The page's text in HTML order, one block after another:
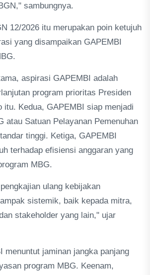
sambungnya.
12/2026 itu merupakan poin ketujuh
yang disampaikan GAPEMBI
aspirasi GAPEMBI adalah
program prioritas Presiden
itu. Kedua, GAPEMBI siap menjadi
atau Satuan Pelayanan Pemenuhan
tinggi. Ketiga, GAPEMBI
terhadap efisiensi anggaran yang
MBG.
ulang kebijakan
sistemik, baik kepada mitra,
stakeholder yang lain," ujar
menuntut jaminan jangka panjang
program MBG. Keenam,